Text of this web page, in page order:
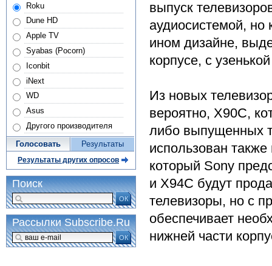
выпуск
аудиосистемой,
ином дизайне,
корпусе, с
Из новых
вероятно, X90C,
либо выпущенных
использован
который Sony
и X94C будут
телевизоры, но с
обеспечивает
нижней части
Roku
Dune HD
Apple TV
Syabas (Pocorn)
Iconbit
iNext
WD
Asus
Другого производителя
Голосовать Результаты
Результаты других опросов
Поиск
ОК
Рассылки Subscribe.Ru
ОК